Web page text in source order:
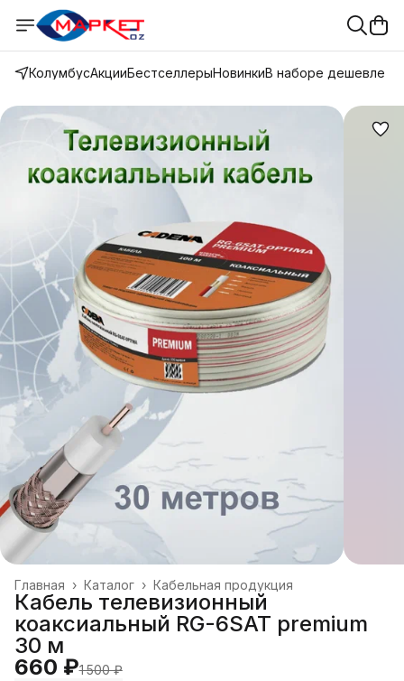
КолумбусАкцииБестселлерыНовинкиВ наборе дешевле
Кабельная продукция
Каталог ›
Главная ›
Кабель телевизионный
коаксиальный RG-6SAT premium
30 м
660 ₽1 500 ₽